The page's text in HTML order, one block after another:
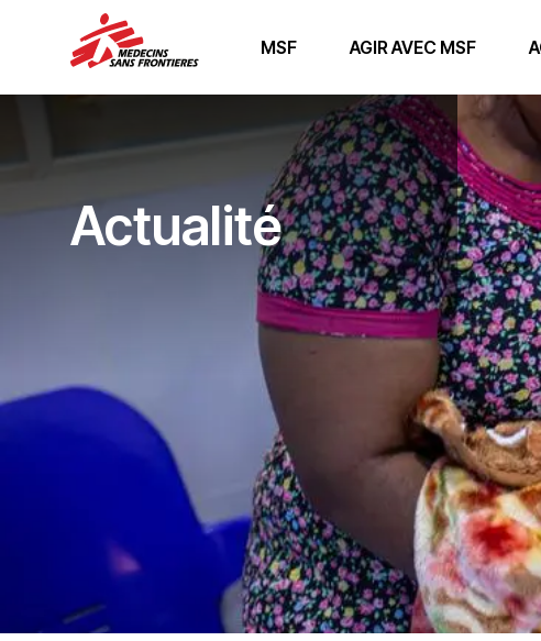
MSF AGIR AVEC MSF
Actualité